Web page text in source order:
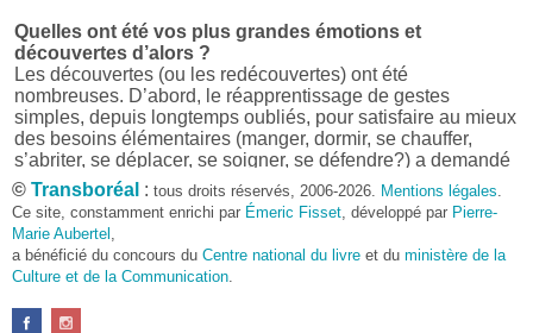
Quelles ont été vos plus grandes émotions et
découvertes d’alors ?
Les découvertes (ou les redécouvertes) ont été
nombreuses. D’abord, le réapprentissage de gestes
simples, depuis longtemps oubliés, pour satisfaire au mieux
des besoins élémentaires (manger, dormir, se chauffer,
s’abriter, se déplacer, se soigner, se défendre?) a demandé
beaucoup d’énergie et, parfois, d’ingéniosité car rien n’était
donné facilement. Cela a réclamé quelques talents
d’organisation et une façon inhabituelle de penser et d’agir.
Et puis, il y a eu, bien sûr, la découverte d’un monde parfois
bienveillant, parfois hostile, aux repères changeants,
absents ou fuyants, mais qui toujours forçait le respect et
imposait ses conditions.
© Transboréal : tous droits réservés, 2006-2026. Mentions légales
Ce site, constamment enrichi par Émeric Fisset , développé par Pierre-
Marie Aubertel
a bénéficié du concours du Centre national du livre et du ministère de la
Culture et de la Communication